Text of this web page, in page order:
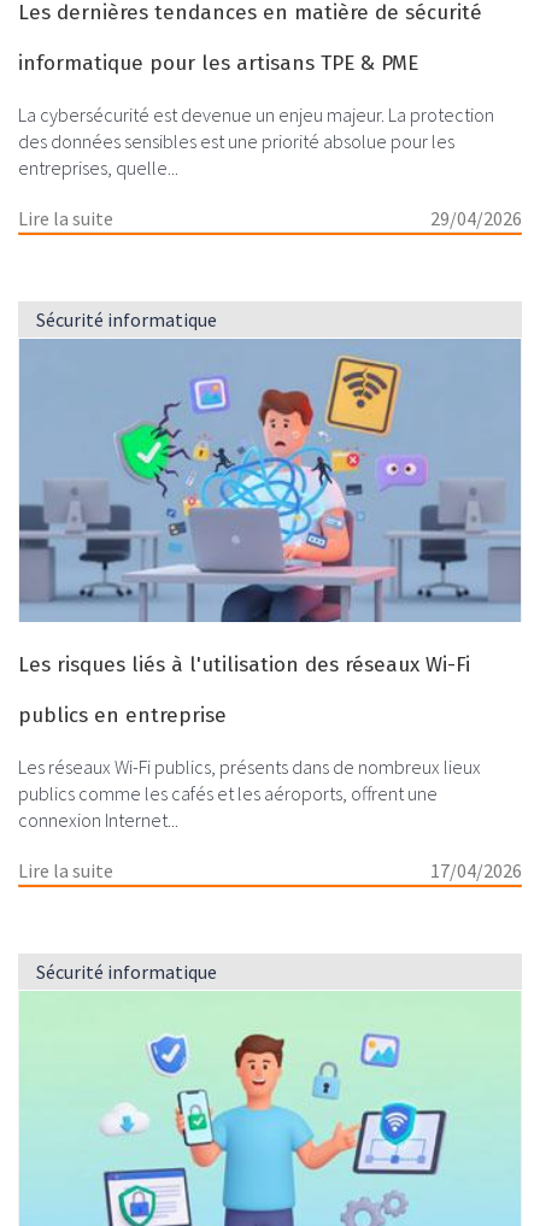
Les dernières tendances en matière de sécurité
informatique pour les artisans TPE & PME
La cybersécurité est devenue un enjeu majeur. La protection
des données sensibles est une priorité absolue pour les
entreprises, quelle...
Lire la suite 29/04/2026
Sécurité informatique
Les risques liés à l'utilisation des réseaux Wi-Fi
publics en entreprise
Les réseaux Wi-Fi publics, présents dans de nombreux lieux
publics comme les cafés et les aéroports, offrent une
connexion Internet...
Lire la suite 17/04/2026
Sécurité informatique